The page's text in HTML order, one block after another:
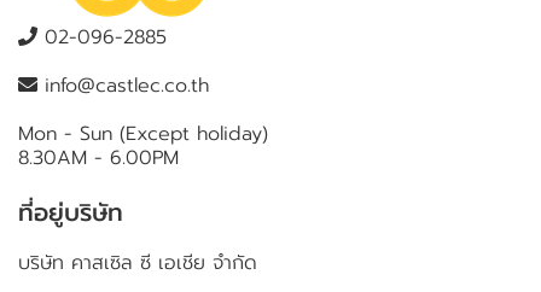
02-096-2885
info@castlec.co.th
Mon - Sun (Except holiday)
8.30AM - 6.00PM
ที่อยู่บริษัท
บริษัท คาสเซิล ซี เอเชีย จำกัด